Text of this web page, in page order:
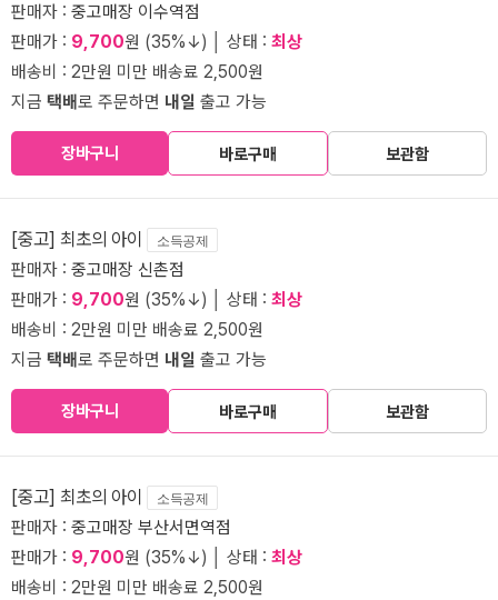
판매자 : 중고매장 이수역점
판매가 : 9,700원 (35%↓) │ 상태 : 최상
배송비 : 2만원 미만 배송료 2,500원
지금 택배로 주문하면 내일 출고 가능
장바구니 바로구매 보관함
[중고] 최초의 아이 소득공제
판매자 : 중고매장 신촌점
판매가 : 9,700원 (35%↓) │ 상태 : 최상
배송비 : 2만원 미만 배송료 2,500원
지금 택배로 주문하면 내일 출고 가능
장바구니 바로구매 보관함
[중고] 최초의 아이 소득공제
판매자 : 중고매장 부산서면역점
판매가 : 9,700원 (35%↓) │ 상태 : 최상
배송비 : 2만원 미만 배송료 2,500원